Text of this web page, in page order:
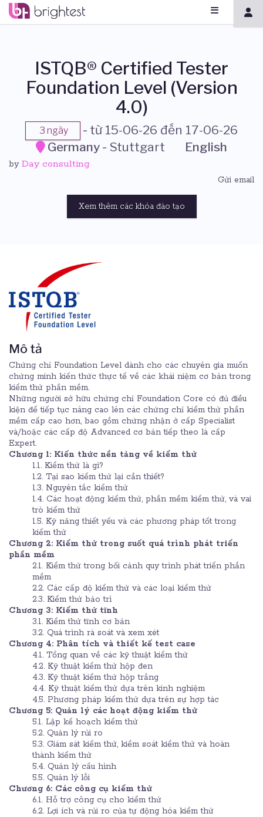
ISTQB® Certified Tester
Foundation Level (Version
4.0)
3 ngày - từ 15-06-26 đến 17-06-26
Germany - Stuttgart English
by Day consulting
Gửi email
Xem thêm các khóa đào tạo
Mô tả
Chứng chỉ Foundation Level dành cho các chuyên gia muốn
chứng minh kiến thức thực tế về các khái niệm cơ bản trong
kiểm thử phần mềm.
Những người sở hữu chứng chỉ Foundation Core có đủ điều
kiện để tiếp tục nâng cao lên các chứng chỉ kiểm thử phần
mềm cấp cao hơn, bao gồm chứng nhận ở cấp Specialist
và/hoặc các cấp độ Advanced cơ bản tiếp theo là cấp
Expert.
Chương 1: Kiến thức nền tảng về kiểm thử
1.1. Kiểm thử là gì?
1.2. Tại sao kiểm thử lại cần thiết?
1.3. Nguyên tắc kiểm thử
1.4. Các hoạt động kiểm thử, phần mềm kiểm thử, và vai
trò kiểm thử
1.5. Kỹ năng thiết yếu và các phương pháp tốt trong
kiểm thử
Chương 2: Kiểm thử trong suốt quá trình phát triển
phần mềm
2.1. Kiểm thử trong bối cảnh quy trình phát triển phần
mềm
2.2. Các cấp độ kiểm thử và các loại kiểm thử
2.3. Kiểm thử bảo trì
Chương 3: Kiểm thử tĩnh
3.1. Kiểm thử tĩnh cơ bản
3.2. Quá trình rà soát và xem xét
Chương 4: Phân tích và thiết kế test case
4.1. Tổng quan về các kỹ thuật kiểm thử
4.2. Kỹ thuật kiểm thử hộp đen
4.3. Kỹ thuật kiểm thử hộp trắng
4.4. Kỹ thuật kiểm thử dựa trên kinh nghiệm
4.5. Phương pháp kiểm thử dựa trên sự hợp tác
Chương 5: Quản lý các hoạt động kiểm thử
5.1. Lập kế hoạch kiểm thử
5.2. Quản lý rủi ro
5.3. Giám sát kiểm thử, kiểm soát kiểm thử và hoàn
thành kiểm thử
5.4. Quản lý cấu hình
5.5. Quản lý lỗi
Chương 6: Các công cụ kiểm thử
6.1. Hỗ trợ công cụ cho kiểm thử
6.2. Lợi ích và rủi ro của tự động hóa kiểm thử